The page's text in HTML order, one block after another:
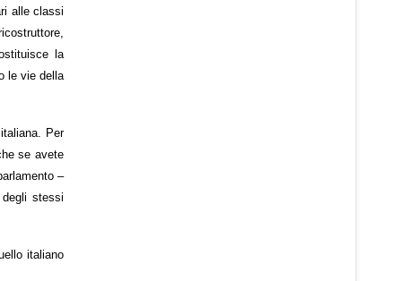
alle classi
la
le vie della
Per
se avete
–
stessi
italiano